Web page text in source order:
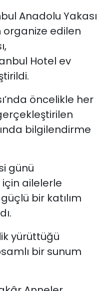
Anadolu Yakası
edilen
Hotel ev
öncelikle her
bilgilendirme
günü
ailelerle
bir katılım
yürüttüğü
bir sunum